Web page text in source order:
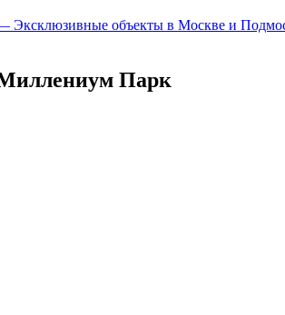
Эксклюзивные объекты в Москве и
Миллениум Парк